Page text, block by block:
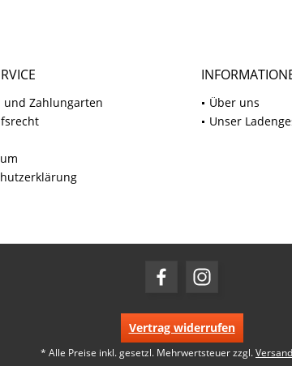
und Zahlungarten
Über uns
Unser
Vertrag widerrufen
* Alle Preise inkl. gesetzl. Mehrwertsteuer zzgl.